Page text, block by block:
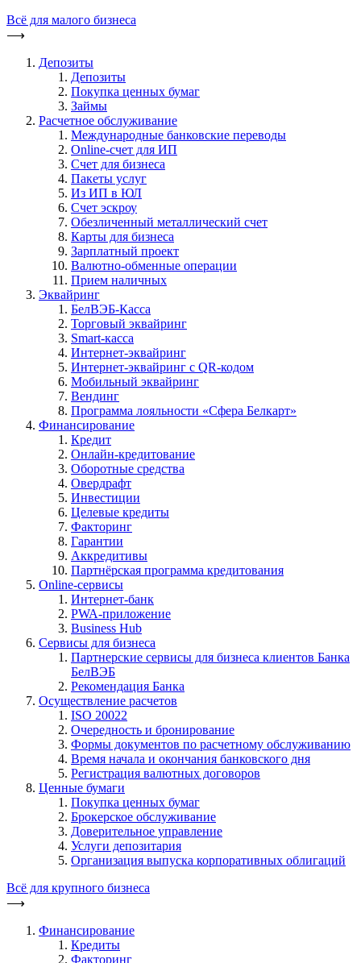
Всё для малого бизнеса
⟶
Депозиты
Депозиты
Покупка ценных бумаг
Займы
Расчетное обслуживание
Международные банковские переводы
Online-счет для ИП
Счет для бизнеса
Пакеты услуг
Из ИП в ЮЛ
Счет эскроу
Обезличенный металлический счет
Карты для бизнеса
Зарплатный проект
Валютно-обменные операции
Прием наличных
Эквайринг
БелВЭБ-Касса
Торговый эквайринг
Smart-касса
Интернет-эквайринг
Интернет-эквайринг с QR-кодом
Мобильный эквайринг
Вендинг
Программа лояльности «Сфера Белкарт»
Финансирование
Кредит
Онлайн-кредитование
Оборотные средства
Овердрафт
Инвестиции
Целевые кредиты
Факторинг
Гарантии
Аккредитивы
Партнёрская программа кредитования
Online-сервисы
Интернет-банк
PWA-приложение
Business Hub
Сервисы для бизнеса
Партнерские сервисы для бизнеса клиентов Банка
БелВЭБ
Рекомендация Банка
Осуществление расчетов
ISO 20022
Очередность и бронирование
Формы документов по расчетному обслуживанию
Время начала и окончания банковского дня
Регистрация валютных договоров
Ценные бумаги
Покупка ценных бумаг
Брокерское обслуживание
Доверительное управление
Услуги депозитария
Организация выпуска корпоративных облигаций
Всё для крупного бизнеса
⟶
Финансирование
Кредиты
Факторинг